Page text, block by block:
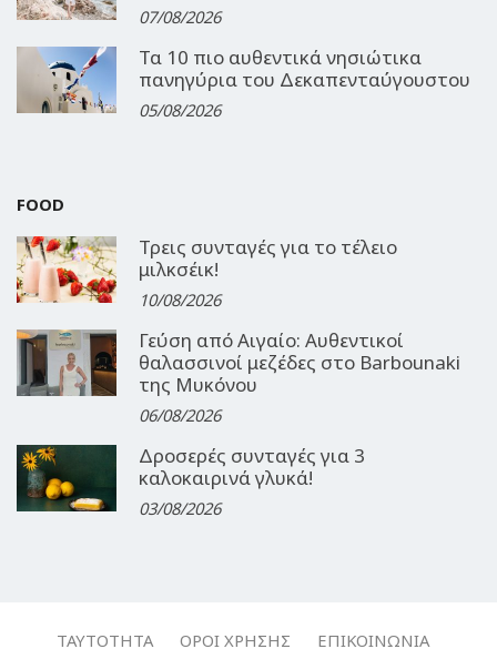
07/08/2026
Τα 10 πιο αυθεντικά νησιώτικα
πανηγύρια του Δεκαπενταύγουστου
05/08/2026
FOOD
Τρεις συνταγές για το τέλειο
μιλκσέικ!
10/08/2026
Γεύση από Αιγαίο: Αυθεντικοί
θαλασσινοί μεζέδες στο Barbounaki
της Μυκόνου
06/08/2026
Δροσερές συνταγές για 3
καλοκαιρινά γλυκά!
03/08/2026
ΤΑΥΤΌΤΗΤΑ ΌΡΟΙ ΧΡΉΣΗΣ ΕΠΙΚΟΙΝΩΝΊΑ